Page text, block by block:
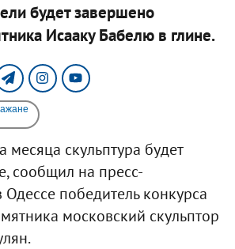
будет завершено
Исааку Бабелю в глине.
месяца скульптура будет
сообщил на пресс-
победитель конкурса
московский скульптор